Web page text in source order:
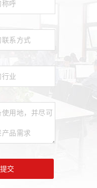
提交